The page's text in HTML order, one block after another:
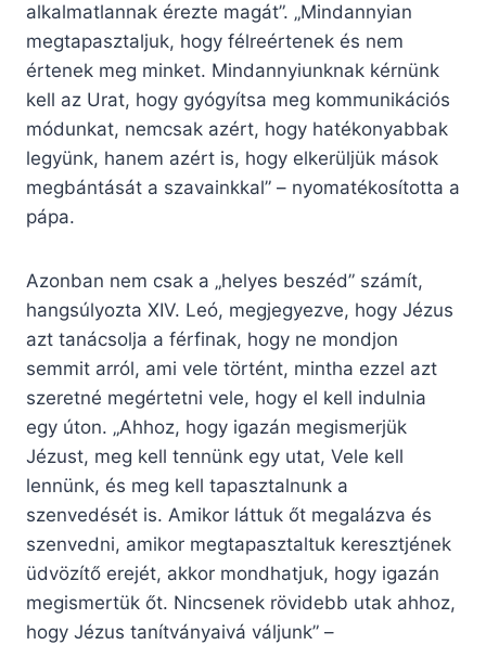
alkalmatlannak érezte magát”. „Mindannyian
megtapasztaljuk, hogy félreértenek és nem
értenek meg minket. Mindannyiunknak kérnünk
kell az Urat, hogy gyógyítsa meg kommunikációs
módunkat, nemcsak azért, hogy hatékonyabbak
legyünk, hanem azért is, hogy elkerüljük mások
megbántását a szavainkkal” – nyomatékosította a
pápa.
Azonban nem csak a „helyes beszéd” számít,
hangsúlyozta XIV. Leó, megjegyezve, hogy Jézus
azt tanácsolja a férfinak, hogy ne mondjon
semmit arról, ami vele történt, mintha ezzel azt
szeretné megértetni vele, hogy el kell indulnia
egy úton. „Ahhoz, hogy igazán megismerjük
Jézust, meg kell tennünk egy utat, Vele kell
lennünk, és meg kell tapasztalnunk a
szenvedését is. Amikor láttuk őt megalázva és
szenvedni, amikor megtapasztaltuk keresztjének
üdvözítő erejét, akkor mondhatjuk, hogy igazán
megismertük őt. Nincsenek rövidebb utak ahhoz,
hogy Jézus tanítványaivá váljunk” –